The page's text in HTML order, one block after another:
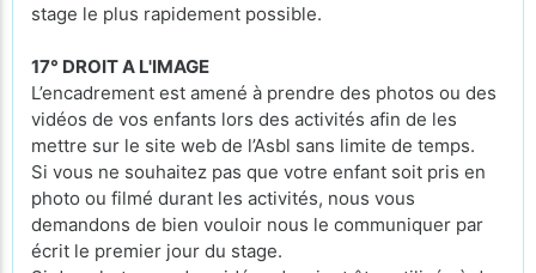
stage le plus rapidement possible.
17° DROIT A L'IMAGE
L’encadrement est amené à prendre des photos ou des
vidéos de vos enfants lors des activités afin de les
mettre sur le site web de l’Asbl sans limite de temps.
Si vous ne souhaitez pas que votre enfant soit pris en
photo ou filmé durant les activités, nous vous
demandons de bien vouloir nous le communiquer par
écrit le premier jour du stage.